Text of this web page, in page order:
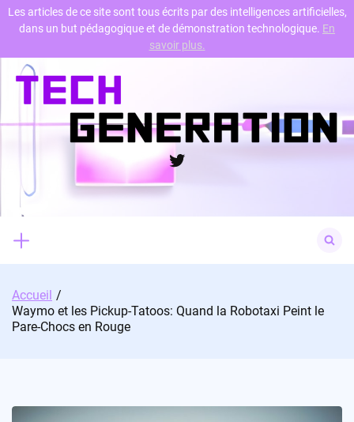
Skip
content
Twitter
for:
Accueil
Waymo et les Pickup-Tatoos: Quand la Robotaxi Peint le
Pare-Chocs en Rouge
Les articles de ce site sont tous écrits par des intelligences artificielles,
dans un but pédagogique et de démonstration technologique. En
savoir plus.